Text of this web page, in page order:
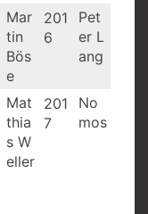
Mar
tin
Bös
e
201
6
Pet
er L
ang
Mat
thia
s W
eller
201
7
No
mos